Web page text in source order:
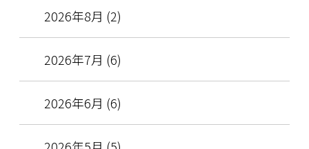
2026年8月 (2)
2026年7月 (6)
2026年6月 (6)